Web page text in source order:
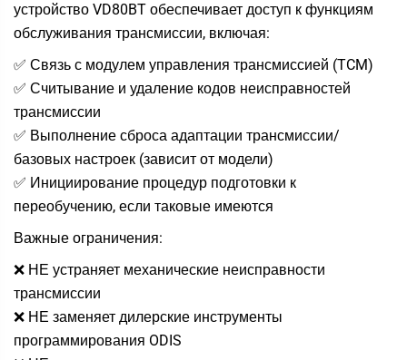
устройство VD80BT обеспечивает доступ к функциям
обслуживания трансмиссии, включая:
✅ Связь с модулем управления трансмиссией (TCM)
✅ Считывание и удаление кодов неисправностей
трансмиссии
✅ Выполнение сброса адаптации трансмиссии/
базовых настроек (зависит от модели)
✅ Инициирование процедур подготовки к
переобучению, если таковые имеются
Важные ограничения:
❌ НЕ устраняет механические неисправности
трансмиссии
❌ НЕ заменяет дилерские инструменты
программирования ODIS